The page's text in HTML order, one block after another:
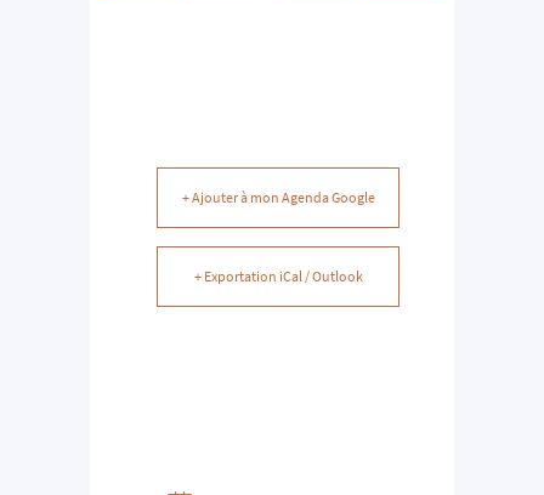
+ Ajouter à mon Agenda Google
+ Exportation iCal / Outlook